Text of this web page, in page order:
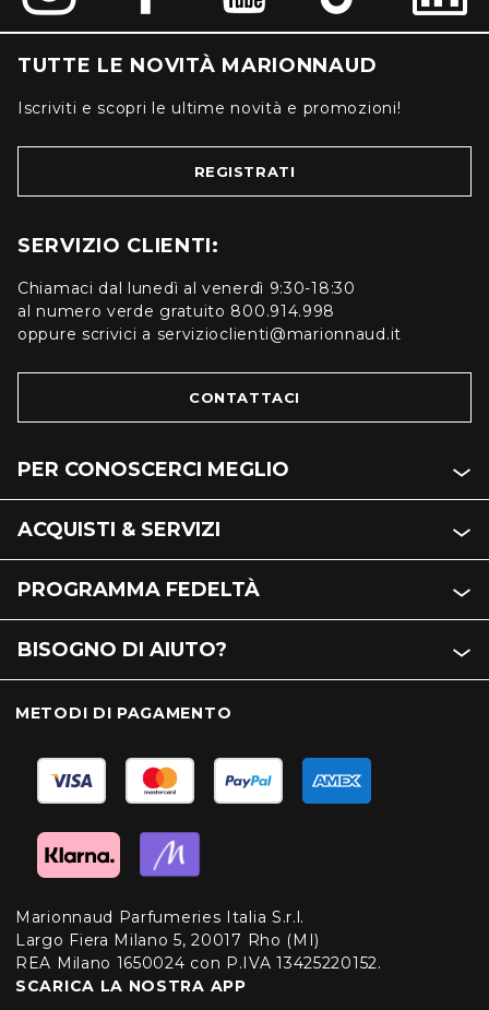
TUTTE LE NOVITÀ MARIONNAUD
Iscriviti e scopri le ultime novità e promozioni!
REGISTRATI
SERVIZIO CLIENTI:
Chiamaci dal lunedì al venerdì 9:30-18:30
al numero verde gratuito 800.914.998
oppure scrivici a servizioclienti@marionnaud.it
CONTATTACI
PER CONOSCERCI MEGLIO
ACQUISTI & SERVIZI
PROGRAMMA FEDELTÀ
BISOGNO DI AIUTO?
METODI DI PAGAMENTO
Marionnaud Parfumeries Italia S.r.l.
Largo Fiera Milano 5, 20017 Rho (MI)
REA Milano 1650024 con P.IVA 13425220152.
SCARICA LA NOSTRA APP